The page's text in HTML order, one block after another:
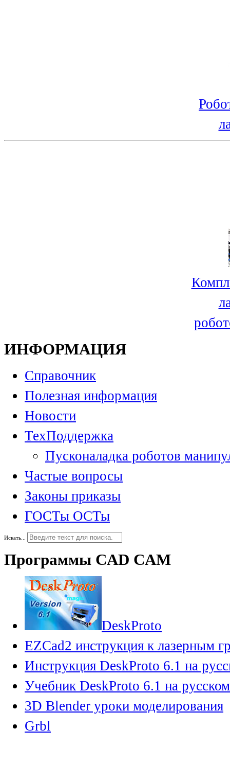
ИНФОРМАЦИЯ
Справочник
Полезная информация
Новости
ТехПоддержка
Пусконаладка роботов
Частые вопросы
Законы приказы
ГОСТы ОСТы
Искать...
Программы CAD CAM
DeskProto
EZCad2 инструкция к лазерным
Инструкция DeskProto 6.1 на
Учебник DeskProto 6.1 на русском
3D Blender уроки моделирования
Grbl